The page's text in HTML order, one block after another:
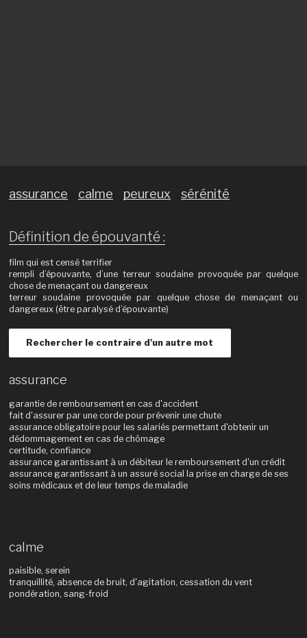
assurance calme peureux sérénité
Définition de épouvanté :
film qui est censé terrifier
rempli d’épouvante, d’une terreur soudaine provoquée par quelque
chose de menaçant ou dangereux
terreur soudaine provoquée par quelque chose de menaçant ou
dangereux (être paralysé d’épouvante)
Rechercher le contraire d'un autre mot
assurance
garantie de remboursement en cas d'accident
fait d'assurer par une corde pour prévenir une chute
assurance obligatoire pour les salariés permettant d'obtenir un
dédommagement en cas de chômage
certitude, confiance
assurance garantissant à un débiteur le remboursement d'un crédit
assurance garantissant à un assuré social la prise en charge de ses
soins médicaux et de leur temps de maladie
calme
paisible, serein
tranquillité, absence de bruit, d'agitation, cessation du vent
pondération, sang-froid